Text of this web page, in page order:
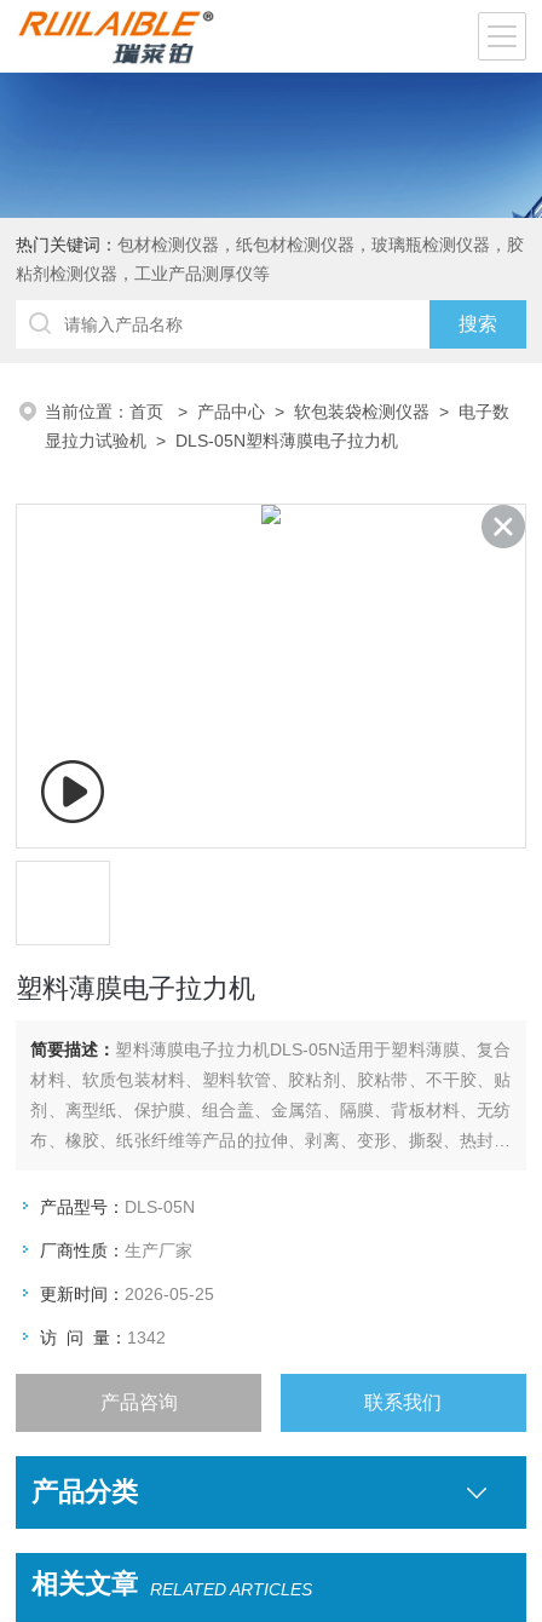
热门关键词：包材检测仪器，纸包材检测仪器，玻璃瓶检测仪器，胶
粘剂检测仪器，工业产品测厚仪等
当前位置：首页 > 产品中心 >软包装袋检测仪器 > 电子数
显拉力试验机 > DLS-05N塑料薄膜电子拉力机
塑料薄膜电子拉力机
简要描述： 塑料薄膜电子拉力机DLS-05N适用于塑料薄膜、复合
材料、软质包装材料、塑料软管、胶粘剂、胶粘带、不干胶、贴
剂、离型纸、保护膜、组合盖、金属箔、隔膜、背板材料、无纺
布、橡胶、纸张纤维等产品的拉伸、剥离、变形、撕裂、热封、
产品型号： DLS-05N
厂商性质：生产厂家
更新时间： 2026-05-25
访 问 量： 1342
产品咨询 联系我们
产品分类
相关文章 RELATED ARTICLES